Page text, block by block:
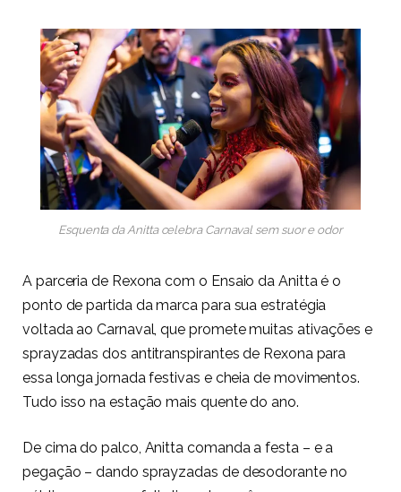
Esquenta da Anitta celebra Carnaval sem suor e odor
A parceria de Rexona com o Ensaio da Anitta é o
ponto de partida da marca para sua estratégia
voltada ao Carnaval, que promete muitas ativações e
sprayzadas dos antitranspirantes de Rexona para
essa longa jornada festivas e cheia de movimentos.
Tudo isso na estação mais quente do ano.
De cima do palco, Anitta comanda a festa – e a
pegação – dando sprayzadas de desodorante no